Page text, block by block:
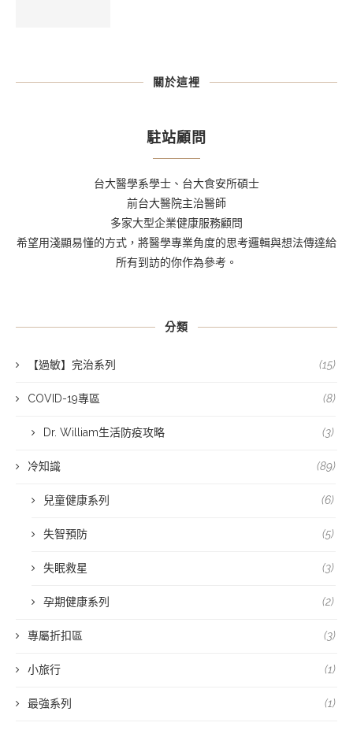
關於這裡
駐站顧問
台大醫學系學士、台大食安所碩士
前台大醫院主治醫師
多家大型企業健康服務顧問
希望用淺顯易懂的方式，將醫學專業角度的思考邏輯與想法傳達給
所有到訪的你作為參考。
分類
【過敏】完治系列 (15)
COVID-19專區 (8)
Dr. William生活防疫攻略 (3)
冷知識 (89)
兒童健康系列 (6)
失智預防 (5)
失眠救星 (3)
孕期健康系列 (2)
專屬折扣區 (3)
小旅行 (1)
最強系列 (1)